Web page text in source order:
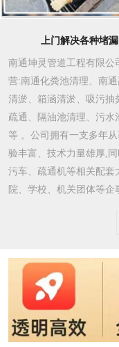
上门解决各种堵
南通坤灵管道工程有限
营:南通化粪池清理、南
清淤、箱涵清淤、吸污抽
疏通、隔油池清理、污
等 。公司拥有一支多年
验丰富、技术力量雄厚,
污车、疏通机等相关配套
院、学校、机关团体等企